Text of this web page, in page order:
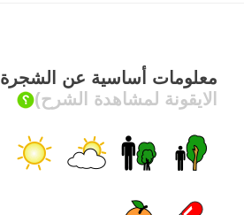
معلومات أساسية عن الشجرة
الايقونة لمشاهدة الشرح)